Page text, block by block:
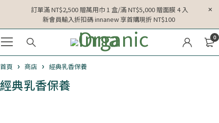
訂單滿 NT$2,500 贈萬用巾 1 盒/滿 NT$5,000 贈面膜 4 入
新會員輸入折扣碼 innanew 享首購現折 NT$100
0
首頁 商店 經典乳香保養
經典乳香保養